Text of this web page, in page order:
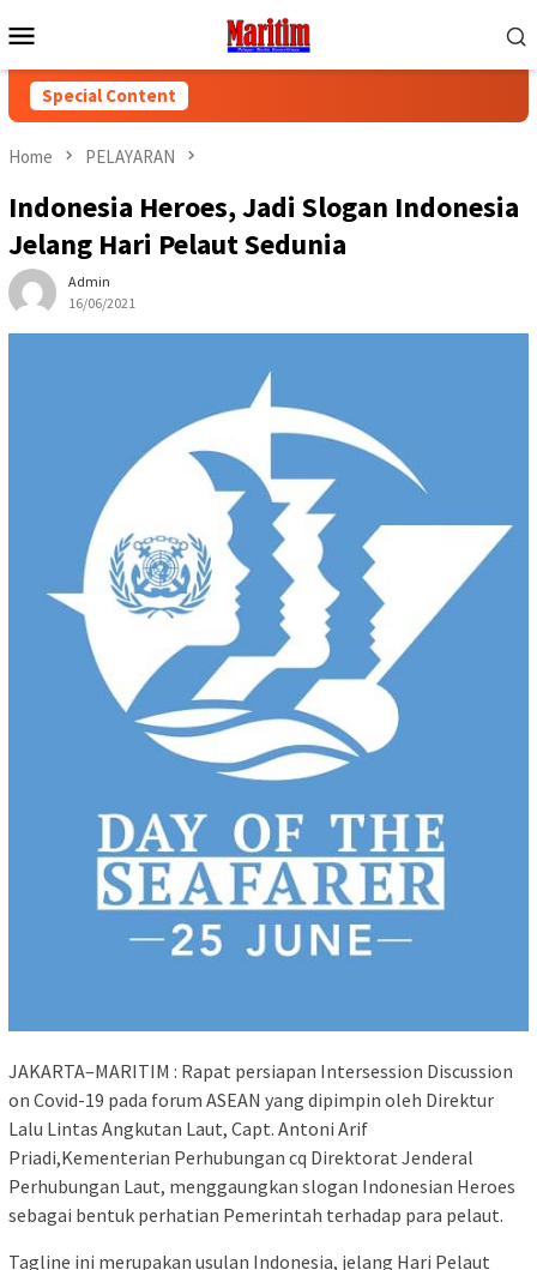
to
Menu
Special Content
Home PELAYARAN
Indonesia Heroes, Jadi Slogan Indonesia
Jelang Hari Pelaut Sedunia
Admin
16/06/2021
JAKARTA–MARITIM : Rapat persiapan Intersession Discussion
on Covid-19 pada forum ASEAN yang dipimpin oleh Direktur
Lalu Lintas Angkutan Laut, Capt. Antoni Arif
Priadi,Kementerian Perhubungan cq Direktorat Jenderal
Perhubungan Laut, menggaungkan slogan Indonesian Heroes
sebagai bentuk perhatian Pemerintah terhadap para pelaut.
Tagline ini merupakan usulan Indonesia, jelang Hari Pelaut